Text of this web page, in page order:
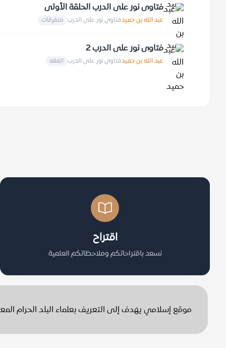
فتاوى نور على الدرب الحلقة الأولى
عبد الله بن حميدفتاوى نور على الدرب متفرقات
فتاوى نور على الدرب 2
عبد الله بن حميدفتاوى نور على الدرب الفقه
اقتراح
نسعد باقتراحاتكم وملاحظاتكم العلمية
موقع إسلامي يهدف إلى التعريف بعلماء البلد الحرام